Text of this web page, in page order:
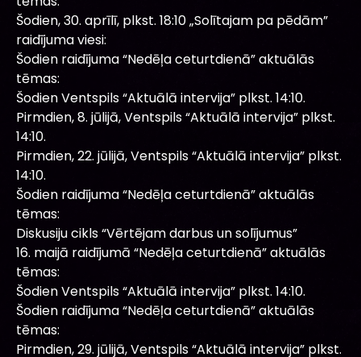
Šodien, 30. aprīlī, plkst. 18:10 „Solītajam pa pēdām”
raidījuma viesi:
Šodien raidījuma “Nedēļa ceturtdienā” aktuālās
tēmas:
Šodien Ventspils “Aktuālā intervija” plkst. 14:10.
Pirmdien, 8. jūlijā, Ventspils “Aktuālā intervija” plkst.
14:10.
Pirmdien, 22. jūlijā, Ventspils “Aktuālā intervija” plkst.
14:10.
Šodien raidījuma “Nedēļa ceturtdienā” aktuālās
tēmas:
Diskusiju cikls “Vērtējam darbus un solījumus”
16. maijā raidījumā “Nedēļa ceturtdienā” aktuālās
tēmas:
Šodien Ventspils “Aktuālā intervija” plkst. 14:10.
Šodien raidījuma “Nedēļa ceturtdienā” aktuālās
tēmas:
Pirmdien, 29. jūlijā, Ventspils “Aktuālā intervija” plkst.